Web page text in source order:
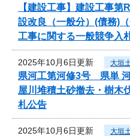
【建設工事】建設工事
設改良（一般分）(債務)
工事に関する一般競争入
2025年10月6日更新 大垣
県河工第河修3号 県単
屋川堆積土砂撤去・樹木
札公告
2025年10月6日更新 大垣